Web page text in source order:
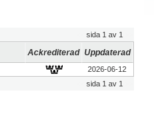
sida 1 av 1
Ackrediterad Uppdaterad
2026-06-12
sida 1 av 1